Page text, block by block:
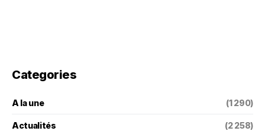
Categories
A la une (1 290)
Actualités (2 258)